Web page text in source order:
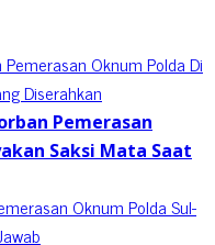
Pemerasan
Saksi Mata Saat